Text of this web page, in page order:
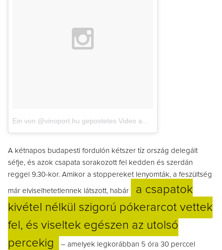
Ein von @vinoport.hu gepostetes Video am
A kétnapos budapesti fordulón kétszer tíz ország delegált
séfje, és azok csapata sorakozott fel kedden és szerdán
reggel 9.30-kor. Amikor a stoppereket lenyomták, a feszültség
már elviselhetetlennek látszott, habár
a csapatok
kivétel nélkül szigorú pókerarcot vettek
fel, és viseltek egészen az utolsó
percekig
– amelyek legkorábban 5 óra 30 perccel